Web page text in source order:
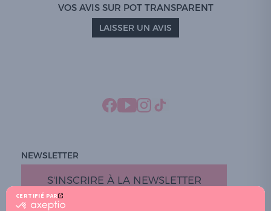
CERTIFIÉ PAR
certifié
VOS AVIS SUR POT TRANSPARENT
LAISSER UN AVIS
NEWSLETTER
S'INSCRIRE À LA NEWSLETTER